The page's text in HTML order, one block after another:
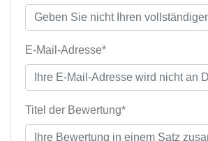
E-Mail-Adresse*
Titel der Bewertung*